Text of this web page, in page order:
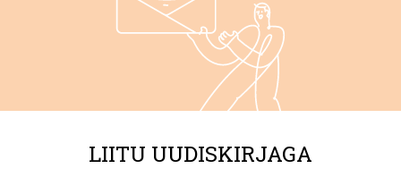
LIITU UUDISKIRJAGA